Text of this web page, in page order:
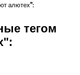
алютех":
тегом